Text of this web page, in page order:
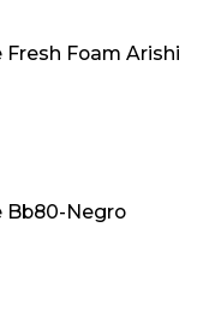
Foam Arishi
Bb80-Negro